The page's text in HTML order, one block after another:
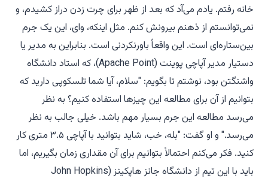
خانه رفتم. یادم می‌آد که بعد از ظهر برای چرت زدن دراز کشیدم، و
نمی‌توانستم از ذهنم بیرونش کنم. مثل اینکه، وای، این یک جرم
بین‌ستاره‌ای است. این واقعاً باورنکردنی است. بنابراین به مدیر یا
دستیار مدیر آپاچی پوینت (Apache Point)، که استاد دانشگاه
واشنگتن بود، نوشتم تا بگویم: "سلام، آیا شما تلسکوپی دارید که
بتوانیم از آن برای مطالعه این چیزها استفاده کنیم؟ به نظر
می‌رسد مطالعه این جرم بسیار مهم باشد. خیلی جالب به نظر
می‌رسد." و او گفت: "بله، خب، شاید بتوانید با آپاچی ۳.۵ متری کار
کنید. فکر می‌کنم احتمالاً بتوانیم برای آن مقداری زمان بگیریم، اما
باید با این تیم از دانشگاه جانز هاپکینز (John Hopkins